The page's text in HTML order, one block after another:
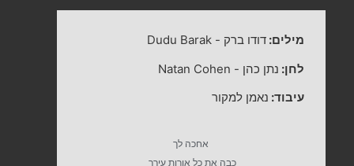
מילים:דודו ברק -
Dudu Barak
לחן: נתן כהן -
Natan Cohen
עיבוד: נאמן למקור
אחכה לך
כבה את כל אורות עירך